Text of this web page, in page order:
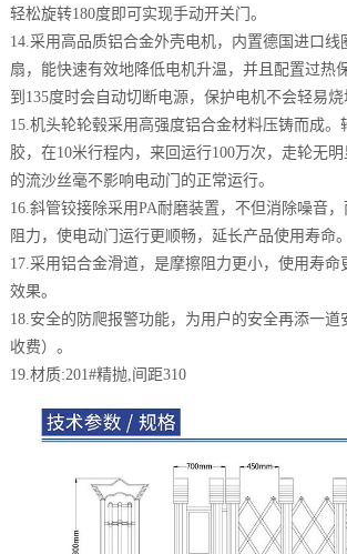
轻松旋转180度即可实现手动开关门。
14.采用高品质铝合金外壳电机，内置德国进口线
扇，能快速有效地降低电机升温，并且配置过热
到135度时会自动切断电源，保护电机不会轻易烧
15.机头轮轮毂采用高强度铝合金材料压铸而成。
胶，在10米行程内，来回运行100万次，走轮无
的流沙丝毫不影响电动门的正常运行。
16.斜管铰接除采用PA耐磨装置，不但消除噪音
阻力，使电动门运行更顺畅，延长产品使用寿命。
17.采用铝合金滑道，是摩擦阻力更小，使用寿命
效果。
18.安全的防爬报警功能，为用户的安全再添一道
收费）。
19.材质:201#精抛,间距310